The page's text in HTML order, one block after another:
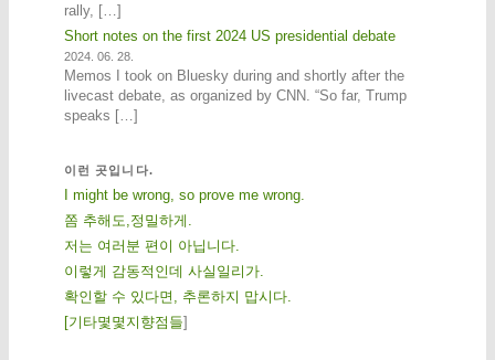
rally, […]
Short notes on the first 2024 US presidential debate
2024. 06. 28.
Memos I took on Bluesky during and shortly after the
livecast debate, as organized by CNN. “So far, Trump
speaks […]
이런 곳입니다.
I might be wrong, so prove me wrong.
쫌 추해도,정밀하게.
저는 여러분 편이 아닙니다.
이렇게 감동적인데 사실일리가.
확인할 수 있다면, 추론하지 맙시다.
[기 타몇 몇 지 향점 들]